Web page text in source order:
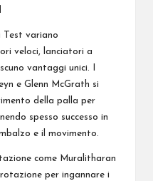
Test variano
veloci, lanciatori a
vantaggi unici. I
e Glenn McGrath si
della palla per
spesso successo in
e il movimento.
come Muralitharan
per ingannare i